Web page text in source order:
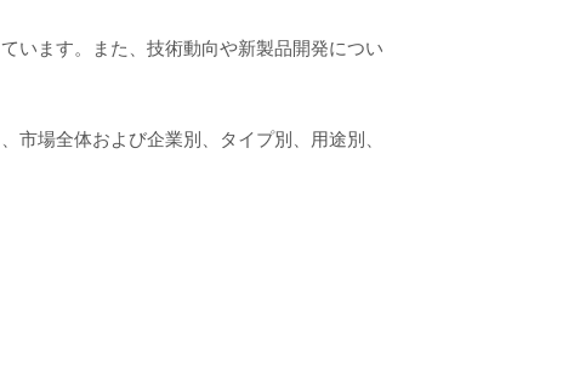
います。また、技術動向や新製品開発につい
場全体および企業別、タイプ別、用途別、